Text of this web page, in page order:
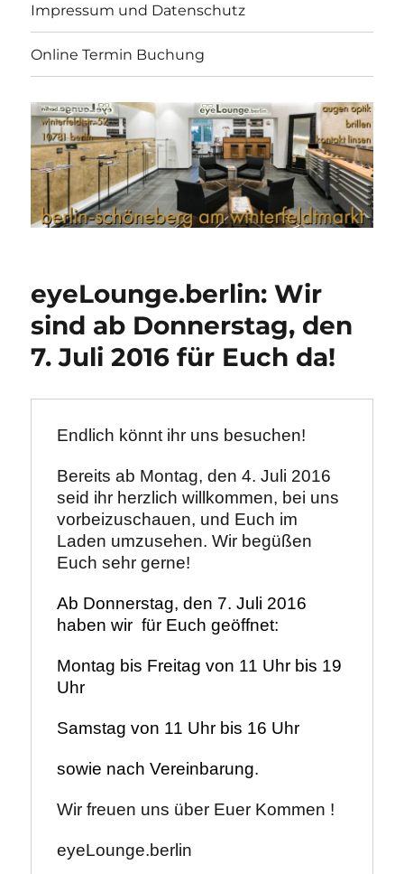
Impressum und Datenschutz
Online Termin Buchung
eyeLounge.berlin: Wir
sind ab Donnerstag, den
7. Juli 2016 für Euch da!
Endlich könnt ihr uns besuchen!
Bereits ab Montag, den 4. Juli 2016
seid ihr herzlich willkommen, bei uns
vorbeizuschauen, und Euch im
Laden umzusehen. Wir begüßen
Euch sehr gerne!
Ab Donnerstag, den 7. Juli 2016
haben wir  für Euch geöffnet:
Montag bis Freitag von 11 Uhr bis 19
Uhr
Samstag von 11 Uhr bis 16 Uhr
sowie nach Vereinbarung.
Wir freuen uns über Euer Kommen !
eyeLounge.berlin